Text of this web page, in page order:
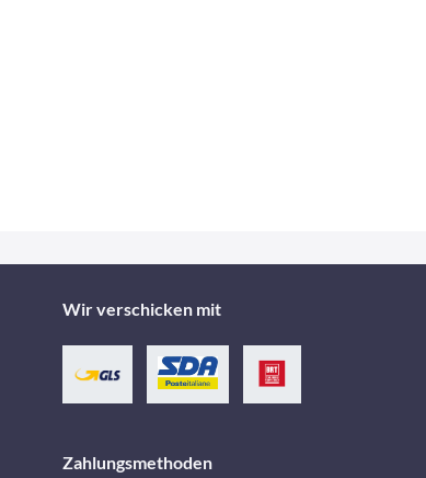
Wir verschicken mit
Zahlungsmethoden